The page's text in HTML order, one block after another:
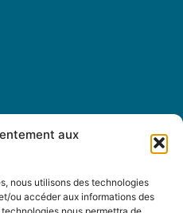
aux
nous utilisons des technologies
ou accéder aux informations des